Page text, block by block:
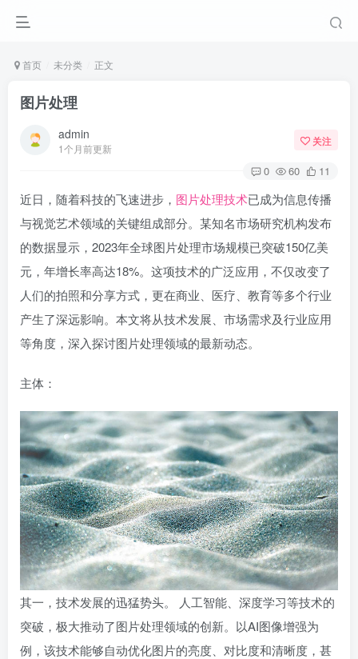
首页 未分类 正文
图片处理
admin
1个月前更新
关注
0 60 11
近日，随着科技的飞速进步， 图片处理技术已成为信息传播
与视觉艺术领域的关键组成部分。某知名市场研究机构发布
的数据显示，2023年全球图片处理市场规模已突破150亿美
元，年增长率高达18%。这项技术的广泛应用，不仅改变了
人们的拍照和分享方式，更在商业、医疗、教育等多个行业
产生了深远影响。本文将从技术发展、市场需求及行业应用
等角度，深入探讨图片处理领域的最新动态。
主体：
其一，技术发展的迅猛势头。 人工智能、深度学习等技术的
突破，极大推动了图片处理领域的创新。以AI图像增强为
例，该技术能够自动优化图片的亮度、对比度和清晰度，甚